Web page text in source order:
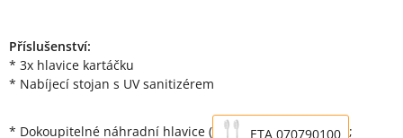
Příslušenství:
* 3x hlavice kartáčku
* Nabíjecí stojan s UV sanitizérem
* Dokoupitelné náhradní hlavice ( ETA 070790100 ;